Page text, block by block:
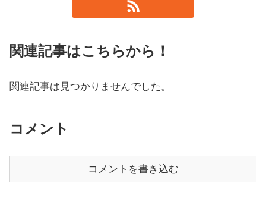
関連記事はこちらから！
関連記事は見つかりませんでした。
コメント
コメントを書き込む